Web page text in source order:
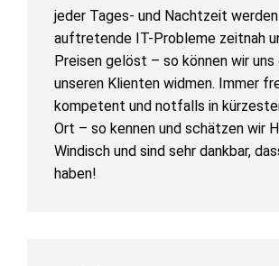
jeder Tages- und Nachtzeit werden
auftretende IT-Probleme zeitnah
Preisen gelöst – so können wir uns
unseren Klienten widmen. Immer
kompetent und notfalls in
Ort – so kennen und schätzen wir
Windisch und sind sehr dankbar,
haben!